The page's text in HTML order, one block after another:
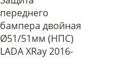
переднего
бампера двойная
Ø51/51мм (НПС)
LADA XRay 2016-